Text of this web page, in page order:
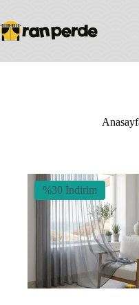
content
%30 İndirim